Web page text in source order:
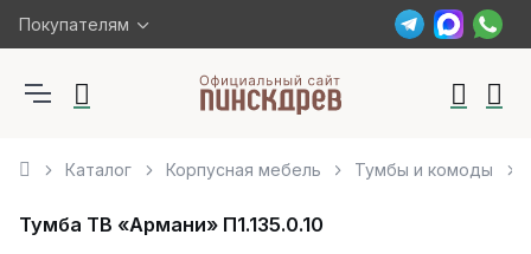
Покупателям
Каталог Корпусная мебель Тумбы и комоды
Тумба ТВ «Армани» П1.135.0.10